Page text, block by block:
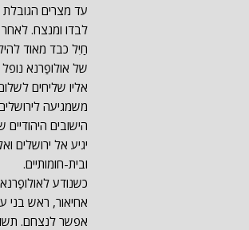
עד מצרים
לבדו ומנצח.
חַיִל כבד מאוד
של אולופַרנא
אליו שליחים
משמגיעה
הישובים
יגיע אל ירושלים
ובית-חומותיים.
כשנודע
אחיאור, ראש בני
אפשר לנצחם.